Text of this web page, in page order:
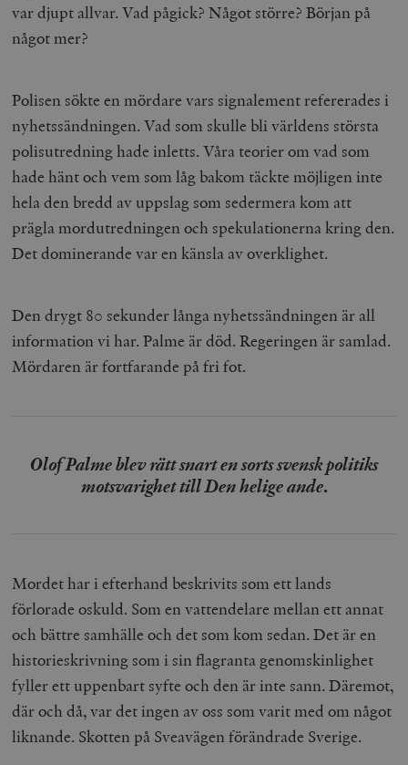
var djupt allvar. Vad pågick? Något större? Början på
något mer?
Polisen sökte en mördare vars signalement refererades i
nyhetssändningen. Vad som skulle bli världens största
polisutredning hade inletts. Våra teorier om vad som
hade hänt och vem som låg bakom täckte möjligen inte
hela den bredd av uppslag som sedermera kom att
prägla mordutredningen och spekulationerna kring den.
Det dominerande var en känsla av overklighet.
Den drygt 80 sekunder långa nyhetssändningen är all
information vi har. Palme är död. Regeringen är samlad.
Mördaren är fortfarande på fri fot.
Olof Palme blev rätt snart en sorts svensk politiks
motsvarighet till Den helige ande.
Mordet har i efterhand beskrivits som ett lands
förlorade oskuld. Som en vattendelare mellan ett annat
och bättre samhälle och det som kom sedan. Det är en
historieskrivning som i sin flagranta genomskinlighet
fyller ett uppenbart syfte och den är inte sann. Däremot,
där och då, var det ingen av oss som varit med om något
liknande. Skotten på Sveavägen förändrade Sverige.